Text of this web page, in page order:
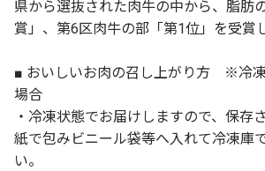
県から選抜された肉牛の中から、脂肪
賞」、第6区肉牛の部「第1位」を受賞
■ おいしいお肉の召し上がり方 ※冷
場合
・冷凍状態でお届けしますので、保存
紙で包みビニール袋等へ入れて冷凍庫
い。